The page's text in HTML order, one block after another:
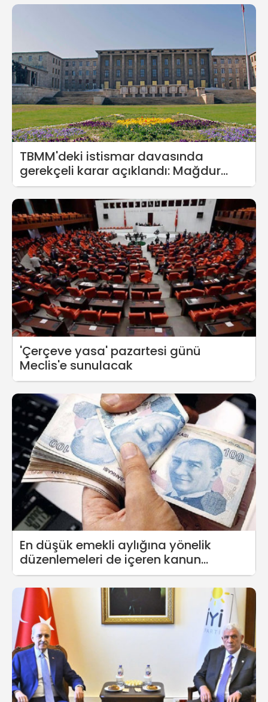
TBMM'deki istismar davasında
gerekçeli karar açıklandı: Mağdur
anlatımları birbirini doğruladı
'Çerçeve yasa' pazartesi günü
Meclis'e sunulacak
En düşük emekli aylığına yönelik
düzenlemeleri de içeren kanun
teklifinin ilk yedi maddesi onaylandı